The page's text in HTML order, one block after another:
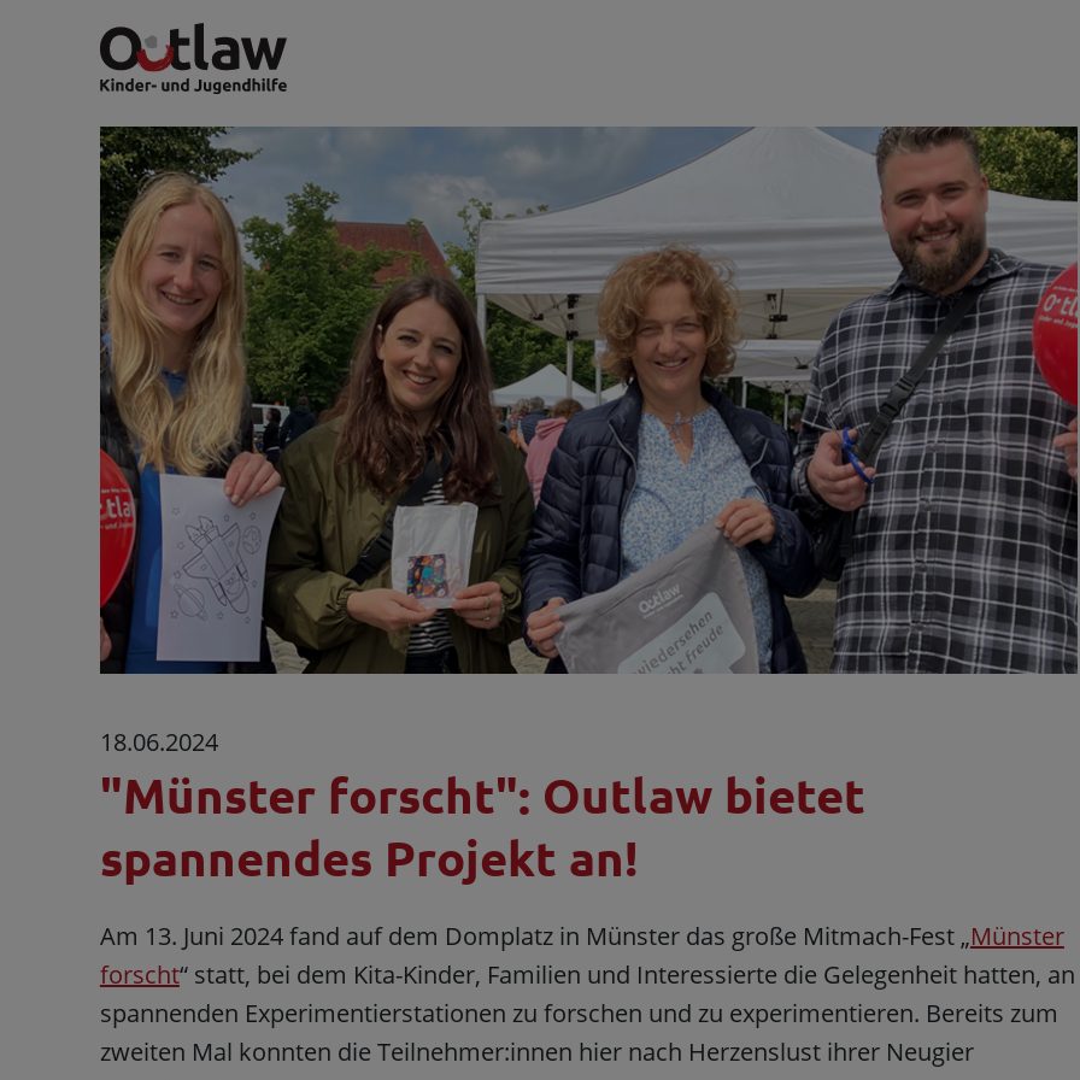
18.06.2024
"Münster forscht": Outlaw bietet
spannendes Projekt an!
Am 13. Juni 2024 fand auf dem Domplatz in Münster das große Mitmach-Fest „Münster
forscht“ statt, bei dem Kita-Kinder, Familien und Interessierte die Gelegenheit hatten, an
spannenden Experimentierstationen zu forschen und zu experimentieren. Bereits zum
zweiten Mal konnten die Teilnehmer:innen hier nach Herzenslust ihrer Neugier